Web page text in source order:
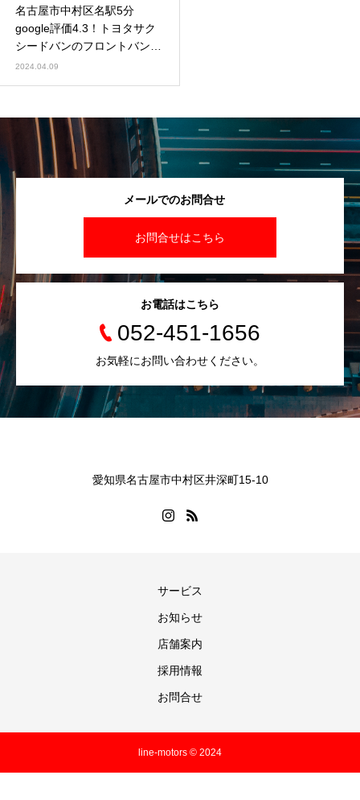
名古屋市中村区名駅5分
google評価4.3！トヨタサク
シードバンのフロントバンパ
ー取替等
2024.04.09
メールでのお問合せ
お問合せはこちら
お電話はこちら
052-451-1656
お気軽にお問い合わせください。
愛知県名古屋市中村区井深町15-10
サービス
お知らせ
店舗案内
採用情報
お問合せ
line-motors © 2024